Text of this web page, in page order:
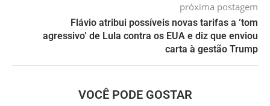
próxima postagem
Flávio atribui possíveis novas tarifas a ‘tom
agressivo’ de Lula contra os EUA e diz que enviou
carta à gestão Trump
VOCÊ PODE GOSTAR